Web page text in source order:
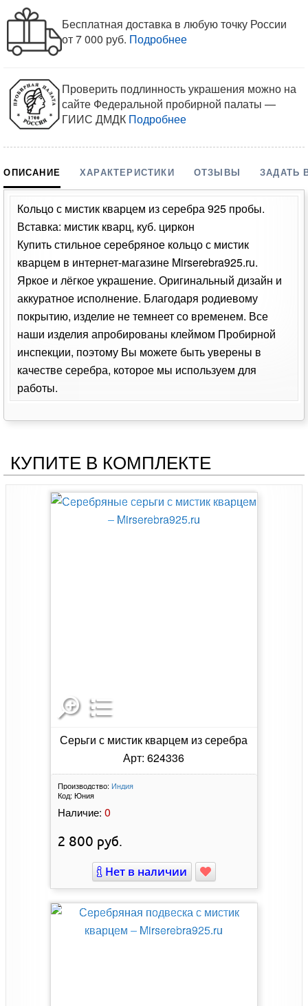
Бесплатная доставка в любую точку России
от 7 000 руб. Подробнее
Проверить подлинность украшения можно на
сайте Федеральной пробирной палаты —
ГИИС ДМДК Подробнее
ОПИСАНИЕ ХАРАКТЕРИСТИКИ ОТЗЫВЫ ЗАДАТЬ
Кольцо с мистик кварцем из серебра 925 пробы.
Вставка: мистик кварц, куб. циркон
Купить стильное серебряное кольцо с мистик
кварцем в интернет-магазине Mirserebra925.ru.
Яркое и лёгкое украшение. Оригинальный дизайн и
аккуратное исполнение. Благодаря родиевому
покрытию, изделие не темнеет со временем. Все
наши изделия апробированы клеймом Пробирной
инспекции, поэтому Вы можете быть уверены в
качестве серебра, которое мы используем для
работы.
КУПИТЕ В КОМПЛЕКТЕ
Серьги с мистик кварцем из серебра
Арт: 624336
Производство: Индия
Код: Юния
Наличие: 0
2 800 руб.
Нет в наличии